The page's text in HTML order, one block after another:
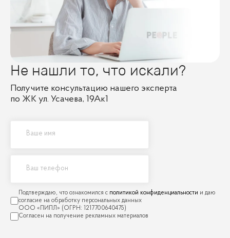
Не нашли то, что искали?
Получите консультацию нашего эксперта
по ЖК ул. Усачева, 19Ак1
политикой конфиденциальности